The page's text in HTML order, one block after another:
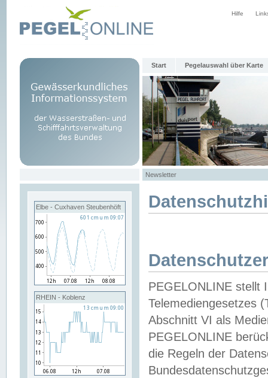
Hilfe
Start Pegelauswahl über Karte
Newsletter
Elbe - Cuxhaven Steubenhöft
RHEIN - Koblenz
PEGELONLINE stellt
Telemediengesetzes
Abschnitt VI als
PEGELONLINE
die Regeln der